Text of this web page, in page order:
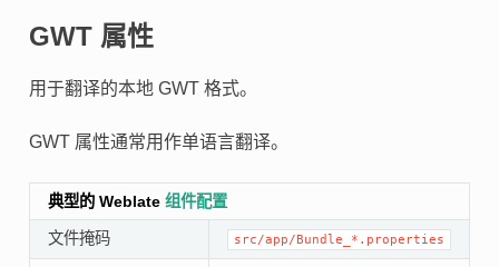
GWT 属性
用于翻译的本地 GWT 格式。
GWT 属性通常用作单语言翻译。
典型的 Weblate 组件配置
文件掩码 src/app/Bundle_*.properties